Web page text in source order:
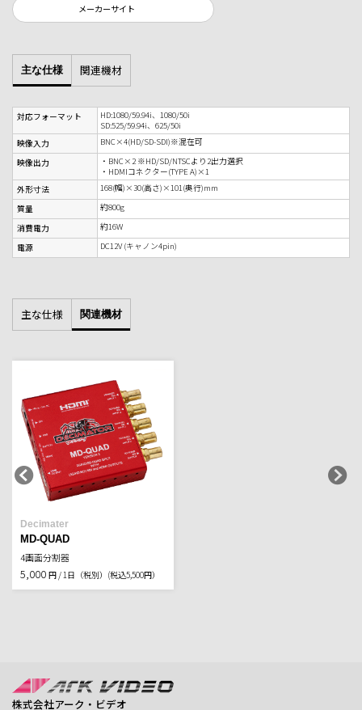
メーカーサイト
主な仕様 関連機材
対応フォーマット
HD:1080/59.94i、1080/50i
SD:525/59.94i、625/50i
映像入力
BNC×4(HD/SD-SDI)※混在可
映像出力
・BNC×2 ※HD/SD/NTSCより2出力選択
・HDMIコネクター(TYPE A)×1
外形寸法
168(幅)×30(高さ)×101(奥行)mm
質量
約800g
消費電力
約16W
電源
DC12V (キャノン4pin)
主な仕様 関連機材
Decimater
MD-QUAD
4画面分割器
5,000 円 / 1日（税別） (税込5,500円）
株式会社アーク・ビデオ